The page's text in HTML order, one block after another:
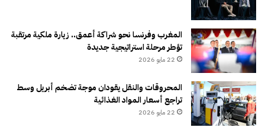
المغرب وفرنسا نحو شراكة أعمق.. زيارة ملكية مرتقبة
تؤطر مرحلة استراتيجية جديدة
22 مايو 2026
المحروقات والنقل يقودان موجة تضخم أبريل وسط
تراجع أسعار المواد الغذائية
22 مايو 2026